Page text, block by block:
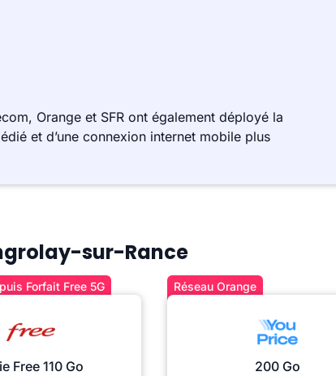
Orange et SFR ont également déployé la
et d’une connexion internet mobile plus
sur-Rance
Forfait Free 5G
Free 110 Go
Réseau Orange
200 Go